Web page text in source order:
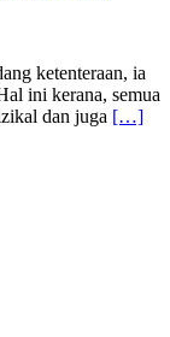
ketenteraan, ia
ini kerana, semua
dan juga […]